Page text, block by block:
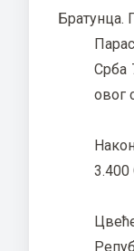
Братунца.
Срба
овог
3.400